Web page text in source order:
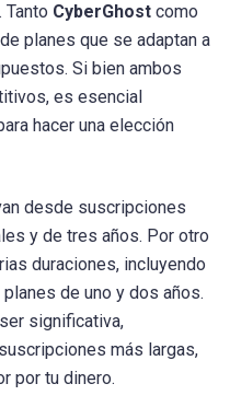
CyberGhost como
planes que se adaptan a
Si bien ambos
es esencial
hacer una elección
desde suscripciones
y de tres años. Por otro
duraciones, incluyendo
de uno y dos años.
significativa,
más largas,
por tu dinero.